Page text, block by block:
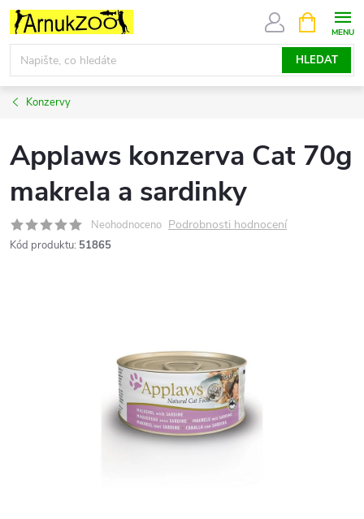
Přejít
obsah
HLEDAT
NÁKUPNÍ
KOŠÍK
Konzervy
Applaws konzerva Cat 70g
makrela a sardinky
Neohodnoceno Podrobnosti hodnocení
Kód produktu: 51865